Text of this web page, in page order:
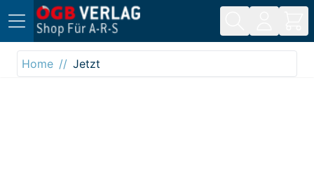
Direkt zum Inhalt
Home
Jetzt